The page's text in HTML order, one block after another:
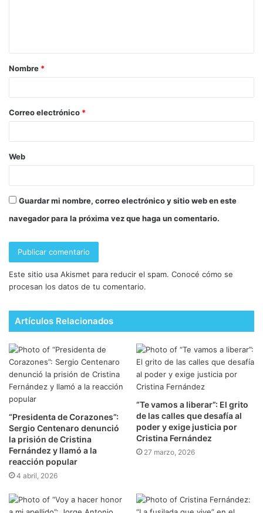
Nombre *
Correo electrónico *
Web
Guardar mi nombre, correo electrónico y sitio web en este
navegador para la próxima vez que haga un comentario.
Este sitio usa Akismet para reducir el spam. Conocé cómo se
procesan los datos de tu comentario.
Artículos Relacionados
“Presidenta de Corazones”:
Sergio Centenaro denunció
la prisión de Cristina
Fernández y llamó a la
reacción popular
4 abril, 2026
“Te vamos a liberar”: El grito
de las calles que desafía al
poder y exige justicia por
Cristina Fernández
27 marzo, 2026